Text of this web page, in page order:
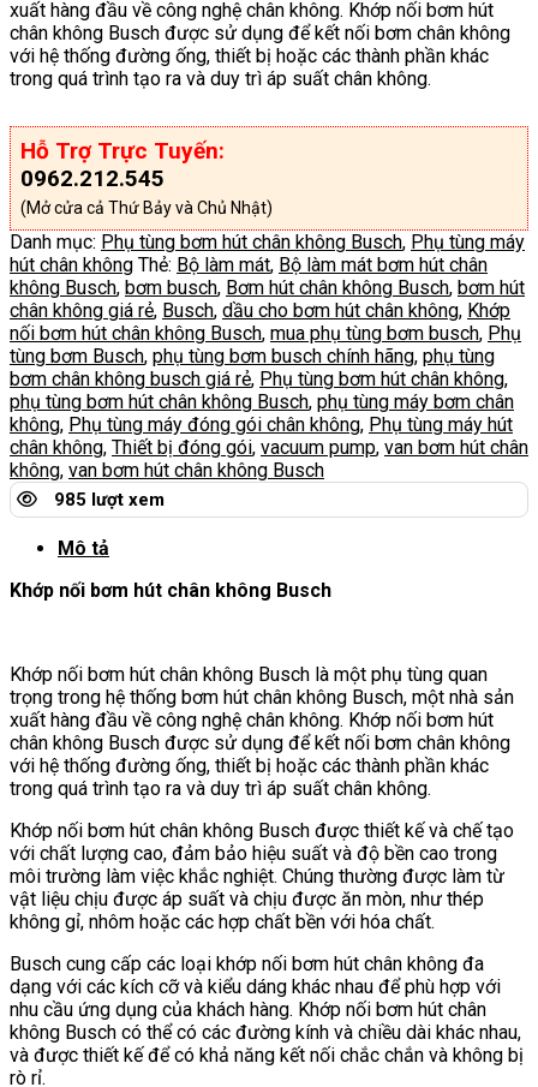
xuất hàng đầu về công nghệ chân không. Khớp nối bơm hút
chân không Busch được sử dụng để kết nối bơm chân không
với hệ thống đường ống, thiết bị hoặc các thành phần khác
trong quá trình tạo ra và duy trì áp suất chân không.
Hỗ Trợ Trực Tuyến:
0962.212.545
(Mở cửa cả Thứ Bảy và Chủ Nhật)
Danh mục: Phụ tùng bơm hút chân không Busch, Phụ tùng máy
hút chân không Thẻ: Bộ làm mát, Bộ làm mát bơm hút chân
không Busch, bơm busch, Bơm hút chân không Busch, bơm hút
chân không giá rẻ, Busch, dầu cho bơm hút chân không, Khớp
nối bơm hút chân không Busch, mua phụ tùng bơm busch, Phụ
tùng bơm Busch, phụ tùng bơm busch chính hãng, phụ tùng
bơm chân không busch giá rẻ, Phụ tùng bơm hút chân không,
phụ tùng bơm hút chân không Busch, phụ tùng máy bơm chân
không, Phụ tùng máy đóng gói chân không, Phụ tùng máy hút
chân không, Thiết bị đóng gói, vacuum pump, van bơm hút chân
không, van bơm hút chân không Busch
985 lượt xem
Mô tả
Khớp nối bơm hút chân không Busch
Khớp nối bơm hút chân không Busch là một phụ tùng quan
trọng trong hệ thống bơm hút chân không Busch, một nhà sản
xuất hàng đầu về công nghệ chân không. Khớp nối bơm hút
chân không Busch được sử dụng để kết nối bơm chân không
với hệ thống đường ống, thiết bị hoặc các thành phần khác
trong quá trình tạo ra và duy trì áp suất chân không.
Khớp nối bơm hút chân không Busch được thiết kế và chế tạo
với chất lượng cao, đảm bảo hiệu suất và độ bền cao trong
môi trường làm việc khắc nghiệt. Chúng thường được làm từ
vật liệu chịu được áp suất và chịu được ăn mòn, như thép
không gỉ, nhôm hoặc các hợp chất bền với hóa chất.
Busch cung cấp các loại khớp nối bơm hút chân không đa
dạng với các kích cỡ và kiểu dáng khác nhau để phù hợp với
nhu cầu ứng dụng của khách hàng. Khớp nối bơm hút chân
không Busch có thể có các đường kính và chiều dài khác nhau,
và được thiết kế để có khả năng kết nối chắc chắn và không bị
rò rỉ.